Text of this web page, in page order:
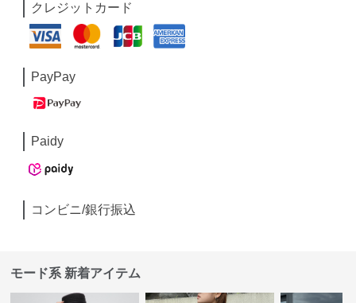
クレジットカード
PayPay
Paidy
コンビニ/銀行振込
モード系 新着アイテム